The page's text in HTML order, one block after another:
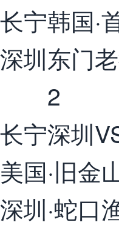
长宁韩国·
深圳东门
2
长宁深圳
美国·旧金
深圳·蛇口